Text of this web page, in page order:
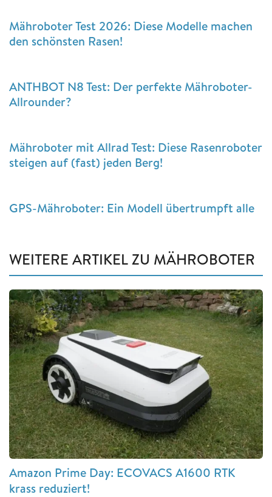
Mähroboter Test 2026: Diese Modelle machen
den schönsten Rasen!
ANTHBOT N8 Test: Der perfekte Mähroboter-
Allrounder?
Mähroboter mit Allrad Test: Diese Rasenroboter
steigen auf (fast) jeden Berg!
GPS-Mähroboter: Ein Modell übertrumpft alle
WEITERE ARTIKEL ZU MÄHROBOTER
Amazon Prime Day: ECOVACS A1600 RTK
krass reduziert!